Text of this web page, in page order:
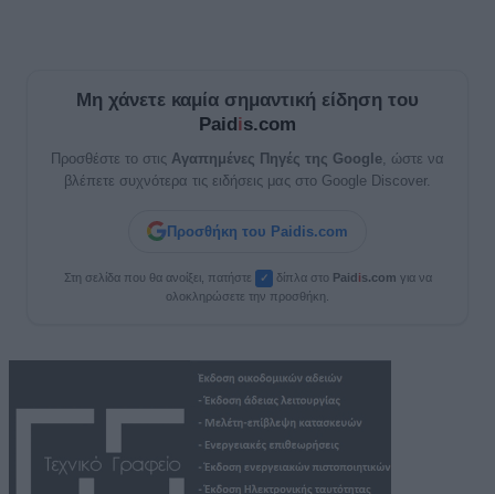
Μη χάνετε καμία σημαντική είδηση του
Paidis.com
Προσθέστε το στις Αγαπημένες Πηγές της Google , ώστε να
βλέπετε συχνότερα τις ειδήσεις μας στο Google Discover.
Προσθήκη του Paidis.com
Στη σελίδα που θα ανοίξει, πατήστε ✓ δίπλα στο Paidis.com για να
ολοκληρώσετε την προσθήκη.